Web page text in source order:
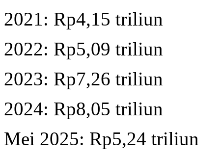
2021: Rp4,15 triliun
2022: Rp5,09 triliun
2023: Rp7,26 triliun
2024: Rp8,05 triliun
Mei 2025: Rp5,24 triliun